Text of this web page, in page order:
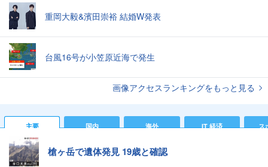
重岡大毅&濱田崇裕 結婚W発表
台風16号が小笠原近海で発生
画像アクセスランキングをもっと見る
主要 国内 海外 IT 経済 ス
槍ヶ岳で遺体発見 19歳と確認